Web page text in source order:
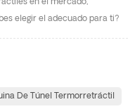
en el mercado,
elegir el adecuado para ti?
máquina de envasado de
de película retráctil, máquina
De Túnel Termorretráctil